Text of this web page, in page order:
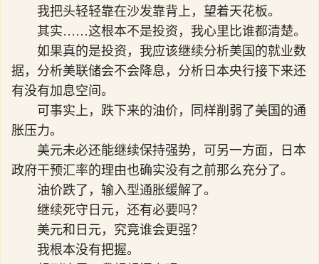
我把头轻轻靠在沙发靠背上，望着天花板。
其实……这根本不是投资，我心里比谁都清楚。
如果真的是投资，我应该继续分析美国的就业数
据，分析美联储会不会降息，分析日本央行接下来还
有没有加息空间。
可事实上，跌下来的油价，同样削弱了美国的通
胀压力。
美元未必还能继续保持强势，可另一方面，日本
政府干预汇率的理由也确实没有之前那么充分了。
油价跌了，输入型通胀缓解了。
继续死守日元，还有必要吗？
美元和日元，究竟谁会更强？
我根本没有把握。